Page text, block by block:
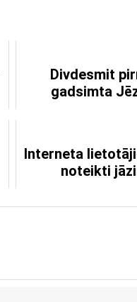
Divdesmit
gadsimta
Interneta
noteikti